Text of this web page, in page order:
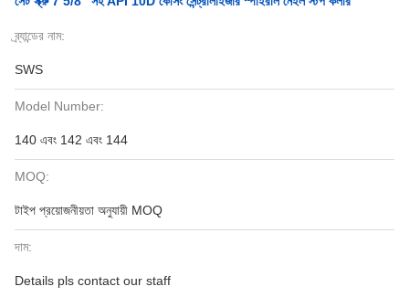
ব্র্যান্ডের নাম:
SWS
Model Number:
140 এবং 142 এবং 144
MOQ:
টাইপ প্রয়োজনীয়তা অনুযায়ী MOQ
দাম:
Details pls contact our staff